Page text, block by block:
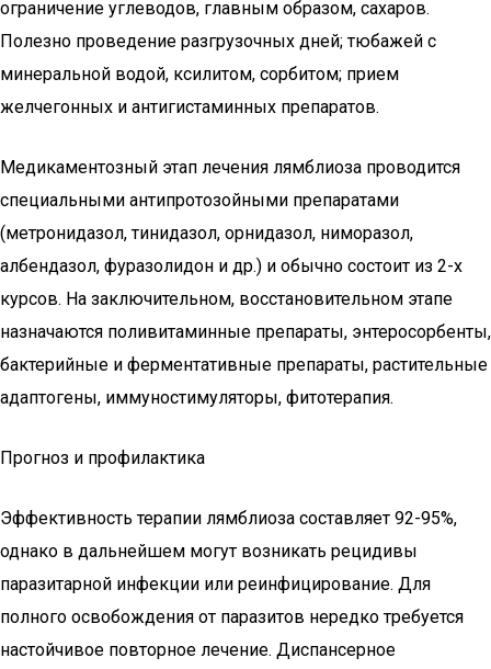
ограничение углеводов, главным образом, сахаров.
Полезно проведение разгрузочных дней; тюбажей с
минеральной водой, ксилитом, сорбитом; прием
желчегонных и антигистаминных препаратов.
Медикаментозный этап лечения лямблиоза проводится
специальными антипротозойными препаратами
(метронидазол, тинидазол, орнидазол, ниморазол,
албендазол, фуразолидон и др.) и обычно состоит из 2-х
курсов. На заключительном, восстановительном этапе
назначаются поливитаминные препараты, энтеросорбенты,
бактерийные и ферментативные препараты, растительные
адаптогены, иммуностимуляторы, фитотерапия.
Прогноз и профилактика
Эффективность терапии лямблиоза составляет 92-95%,
однако в дальнейшем могут возникать рецидивы
паразитарной инфекции или реинфицирование. Для
полного освобождения от паразитов нередко требуется
настойчивое повторное лечение. Диспансерное